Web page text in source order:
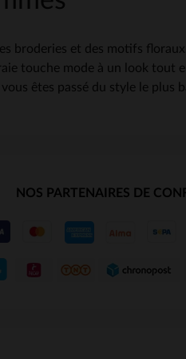
broderies et des motifs
touche mode à un look tout
êtes passé du style le plus
NOS PARTENAIRES DE